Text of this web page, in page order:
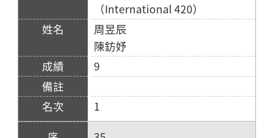
（International 420）
周昱辰
陳鈁妤
9
1